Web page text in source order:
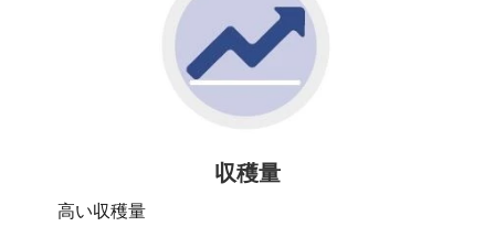
収穫量
高い収穫量